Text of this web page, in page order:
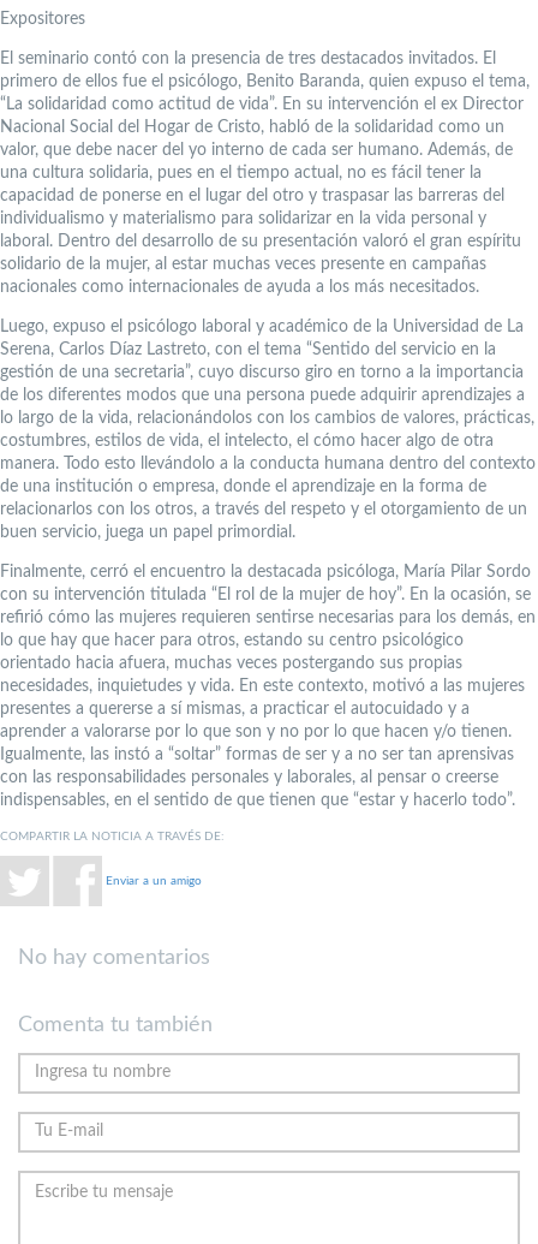
Expositores
El seminario contó con la presencia de tres destacados invitados. El
primero de ellos fue el psicólogo, Benito Baranda, quien expuso el tema,
“La solidaridad como actitud de vida”. En su intervención el ex Director
Nacional Social del Hogar de Cristo, habló de la solidaridad como un
valor, que debe nacer del yo interno de cada ser humano. Además, de
una cultura solidaria, pues en el tiempo actual, no es fácil tener la
capacidad de ponerse en el lugar del otro y traspasar las barreras del
individualismo y materialismo para solidarizar en la vida personal y
laboral. Dentro del desarrollo de su presentación valoró el gran espíritu
solidario de la mujer, al estar muchas veces presente en campañas
nacionales como internacionales de ayuda a los más necesitados.
Luego, expuso el psicólogo laboral y académico de la Universidad de La
Serena, Carlos Díaz Lastreto, con el tema “Sentido del servicio en la
gestión de una secretaria”, cuyo discurso giro en torno a la importancia
de los diferentes modos que una persona puede adquirir aprendizajes a
lo largo de la vida, relacionándolos con los cambios de valores, prácticas,
costumbres, estilos de vida, el intelecto, el cómo hacer algo de otra
manera. Todo esto llevándolo a la conducta humana dentro del contexto
de una institución o empresa, donde el aprendizaje en la forma de
relacionarlos con los otros, a través del respeto y el otorgamiento de un
buen servicio, juega un papel primordial.
Finalmente, cerró el encuentro la destacada psicóloga, María Pilar Sordo
con su intervención titulada “El rol de la mujer de hoy”. En la ocasión, se
refirió cómo las mujeres requieren sentirse necesarias para los demás, en
lo que hay que hacer para otros, estando su centro psicológico
orientado hacia afuera, muchas veces postergando sus propias
necesidades, inquietudes y vida. En este contexto, motivó a las mujeres
presentes a quererse a sí mismas, a practicar el autocuidado y a
aprender a valorarse por lo que son y no por lo que hacen y/o tienen.
Igualmente, las instó a “soltar” formas de ser y a no ser tan aprensivas
con las responsabilidades personales y laborales, al pensar o creerse
indispensables, en el sentido de que tienen que “estar y hacerlo todo”.
COMPARTIR LA NOTICIA A TRAVÉS DE:
Enviar a un amigo
No hay comentarios
Comenta tu también